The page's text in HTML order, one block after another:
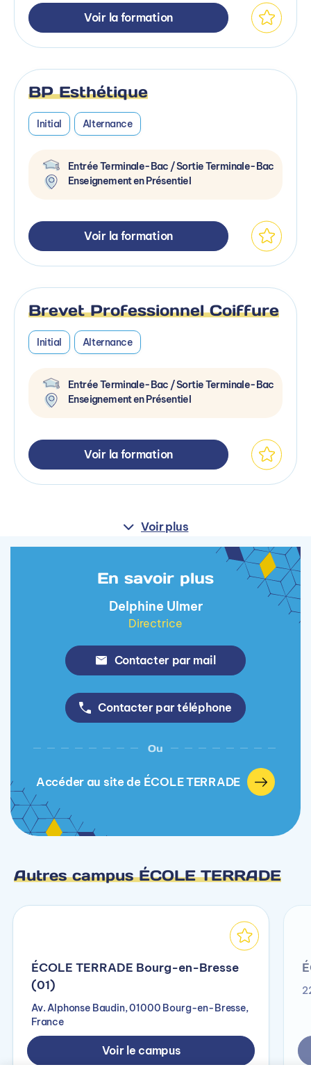
Voir la formation
BP Esthétique
Initial Alternance
Entrée Terminale-Bac / Sortie Terminale-Bac
Enseignement en Présentiel
Voir la formation
Brevet Professionnel Coiffure
Initial Alternance
Entrée Terminale-Bac / Sortie Terminale-Bac
Enseignement en Présentiel
Voir la formation
Voir plus
En savoir plus
Delphine Ulmer
Directrice
Contacter par mail
Contacter par téléphone
Ou
Accéder au site de ÉCOLE TERRADE
Autres campus ÉCOLE TERRADE
ÉCOLE TERRADE Bourg-en-Bresse
(01)
Av. Alphonse Baudin, 01000 Bourg-en-Bresse,
France
Voir le campus